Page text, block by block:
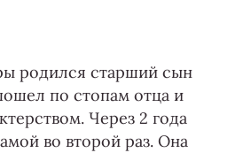
родился старший сын
по стопам отца и
Через 2 года
во второй раз. Она